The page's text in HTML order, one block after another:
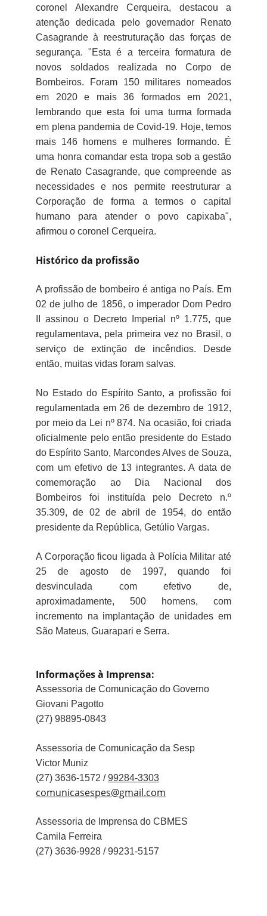
coronel Alexandre Cerqueira, destacou a
atenção dedicada pelo governador Renato
Casagrande à reestruturação das forças de
segurança. "Esta é a terceira formatura de
novos soldados realizada no Corpo de
Bombeiros. Foram 150 militares nomeados
em 2020 e mais 36 formados em 2021,
lembrando que esta foi uma turma formada
em plena pandemia de Covid-19. Hoje, temos
mais 146 homens e mulheres formando. É
uma honra comandar esta tropa sob a gestão
de Renato Casagrande, que compreende as
necessidades e nos permite reestruturar a
Corporação de forma a termos o capital
humano para atender o povo capixaba",
afirmou o coronel Cerqueira.
Histórico da profissão
A profissão de bombeiro é antiga no País. Em
02 de julho de 1856, o imperador Dom Pedro
II assinou o Decreto Imperial nº 1.775, que
regulamentava, pela primeira vez no Brasil, o
serviço de extinção de incêndios. Desde
então, muitas vidas foram salvas.
No Estado do Espírito Santo, a profissão foi
regulamentada em 26 de dezembro de 1912,
por meio da Lei nº 874. Na ocasião, foi criada
oficialmente pelo então presidente do Estado
do Espírito Santo, Marcondes Alves de Souza,
com um efetivo de 13 integrantes. A data de
comemoração ao Dia Nacional dos
Bombeiros foi instituída pelo Decreto n.º
35.309, de 02 de abril de 1954, do então
presidente da República, Getúlio Vargas.
A Corporação ficou ligada à Polícia Militar até
25 de agosto de 1997, quando foi
desvinculada com efetivo de,
aproximadamente, 500 homens, com
incremento na implantação de unidades em
São Mateus, Guarapari e Serra.
Informações à Imprensa:
Assessoria de Comunicação do Governo
Giovani Pagotto
(27) 98895-0843
Assessoria de Comunicação da Sesp
Victor Muniz
(27) 3636-1572 /99284-3303
comunicasespes@gmail.com
Assessoria de Imprensa do CBMES
Camila Ferreira
(27) 3636-9928 / 99231-5157